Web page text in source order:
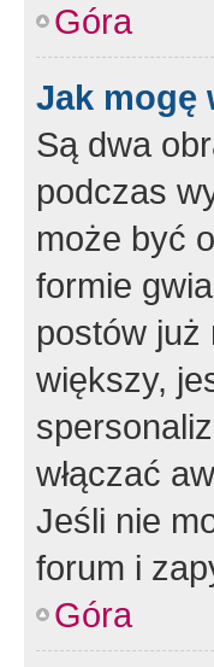
Góra
Jak mogę
Są dwa
podczas
może być
formie
postów już
większy,
włączać
Jeśli nie
forum i
Góra